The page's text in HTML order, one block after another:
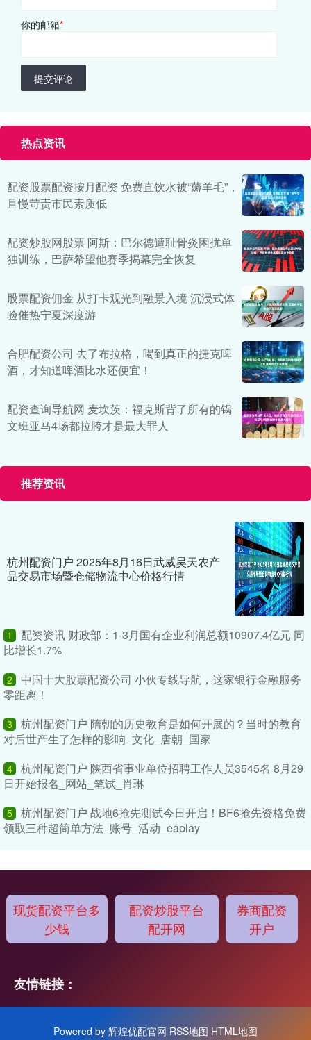
你的邮箱*
提交评论
热点资讯
配资股票配资按月配资 免费直饮水被“薅羊毛”，
且慢苛责市民素质低
配资炒股网股票 阿斯：巴尔德遭耻骨炎困扰单
独训练，巴萨希望他赛季揭幕完全恢复
股票配资佣金 从打卡观光到融景入境 沉浸式体
验催热宁夏深度游
合肥配资公司 去了布拉格，喝到真正的捷克啤
酒，才知道啤酒比水还便宜！
配资查询导航网 麦坎茨：福克斯背了所有的锅
文班亚马4场都拉胯才是最大罪人
推荐资讯
杭州配资门户 2025年8月16日武威昊天农产
品交易市场暨仓储物流中心价格行情
1
配资资讯 财政部：1-3月国有企业利润总额10907.4亿元 同
比增长1.7%
2
中国十大股票配资公司 小伙专线导航，这家银行金融服务
零距离！
3
杭州配资门户 隋朝的历史教育是如何开展的？当时的教育
对后世产生了怎样的影响_文化_唐朝_国家
4 杭州配资门户 陕西省事业单位招聘工作人员3545名 8月29
日开始报名_网站_笔试_肖琳
5 杭州配资门户 战地6抢先测试今日开启！BF6抢先资格免费
领取三种超简单方法_账号_活动_eaplay
现货配资平台多
少钱
配资炒股平台
配开网
券商配资
开户
友情链接：
Powered by 辉煌优配官网 RSS地图 HTML地图